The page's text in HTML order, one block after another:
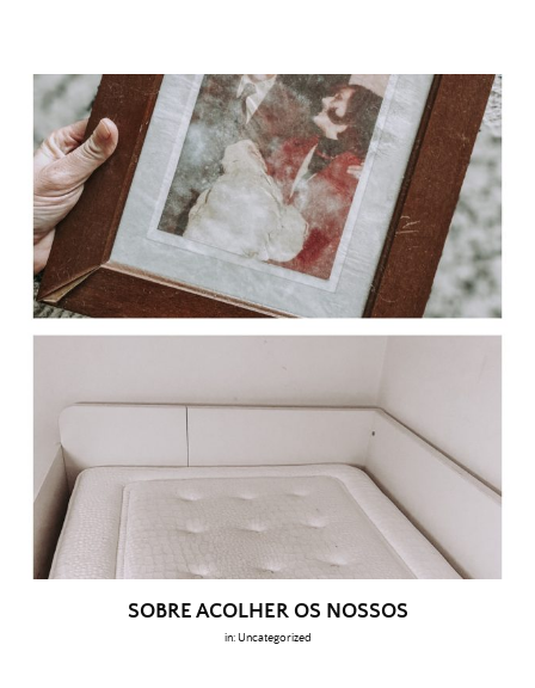
SOBRE ACOLHER OS NOSSOS
in: Uncategorized